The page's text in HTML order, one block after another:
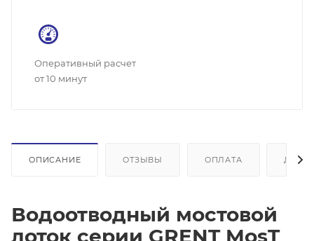
Оперативный расчет
от 10 минут
ОПИСАНИЕ ОТЗЫВЫ ОПЛАТА
Водоотводный мостовой
лоток серии GRENT MosT